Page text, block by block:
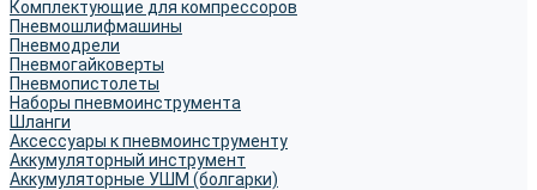
Комплектующие для компрессоров
Пневмошлифмашины
Пневмодрели
Пневмогайковерты
Пневмопистолеты
Наборы пневмоинструмента
Шланги
Аксессуары к пневмоинструменту
Аккумуляторный инструмент
Аккумуляторные УШМ (болгарки)